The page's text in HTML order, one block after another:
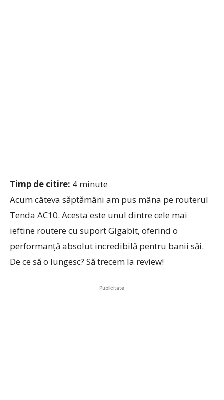
Timp de citire: 4 minute
Acum câteva săptămâni am pus mâna pe routerul
Tenda AC10. Acesta este unul dintre cele mai
ieftine routere cu suport Gigabit, oferind o
performanță absolut incredibilă pentru banii săi.
De ce să o lungesc? Să trecem la review!
Publicitate